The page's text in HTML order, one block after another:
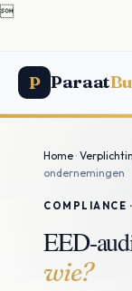

P Paraat
Home ·
ondernemingen
COMPLIANCE
EED-
wie?